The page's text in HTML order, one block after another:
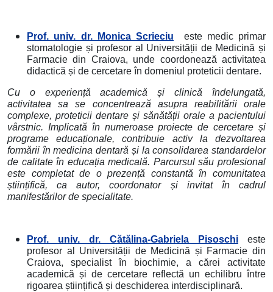
Prof. univ. dr. Monica Scrieciu
este medic primar
stomatologie și profesor al Universității de Medicină și
Farmacie din Craiova, unde coordonează activitatea
didactică și de cercetare în domeniul proteticii dentare.
Cu o experiență academică și clinică îndelungată,
activitatea sa se concentrează asupra reabilitării orale
complexe, proteticii dentare și sănătății orale a pacientului
vârstnic. Implicată în numeroase proiecte de cercetare și
programe educaționale, contribuie activ la dezvoltarea
formării în medicina dentară și la consolidarea standardelor
de calitate în educația medicală. Parcursul său profesional
este completat de o prezență constantă în comunitatea
științifică, ca autor, coordonator și invitat în cadrul
manifestărilor de specialitate.
Prof. univ. dr. Cătălina-Gabriela Pisoschi este
profesor al Universității de Medicină și Farmacie din
Craiova, specialist în biochimie, a cărei activitate
academică și de cercetare reflectă un echilibru între
rigoarea științifică și deschiderea interdisciplinară.